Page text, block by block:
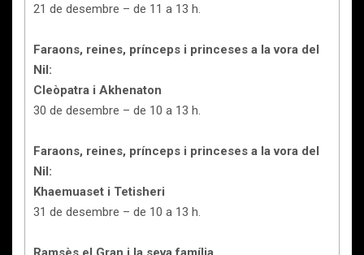
21 de desembre – de 11 a 13 h.
Faraons, reines, prínceps i princeses a la vora del
Nil:
Cleòpatra i Akhenaton
30 de desembre – de 10 a 13 h.
Faraons, reines, prínceps i princeses a la vora del
Nil:
Khaemuaset i Tetisheri
31 de desembre – de 10 a 13 h.